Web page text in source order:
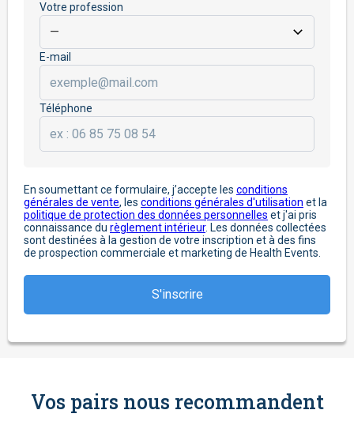
Votre profession
E-mail
Téléphone
En soumettant ce formulaire, j’accepte les conditions
générales de vente, les conditions générales d'utilisation et la
politique de protection des données personnelles et j'ai pris
connaissance du règlement intérieur. Les données collectées
sont destinées à la gestion de votre inscription et à des fins
de prospection commerciale et marketing de Health Events.
Vos pairs nous recommandent